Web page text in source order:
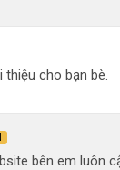
cho bạn bè.
bên em luôn